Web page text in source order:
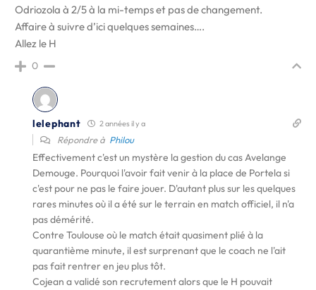
Odriozola à 2/5 à la mi-temps et pas de changement.
Affaire à suivre d’ici quelques semaines….
Allez le H
0
lelephant 2 années il y a
Répondre à Philou
Effectivement c'est un mystère la gestion du cas Avelange
Demouge. Pourquoi l'avoir fait venir à la place de Portela si
c'est pour ne pas le faire jouer. D'autant plus sur les quelques
rares minutes où il a été sur le terrain en match officiel, il n'a
pas démérité.
Contre Toulouse où le match était quasiment plié à la
quarantième minute, il est surprenant que le coach ne l'ait
pas fait rentrer en jeu plus tôt.
Cojean a validé son recrutement alors que le H pouvait